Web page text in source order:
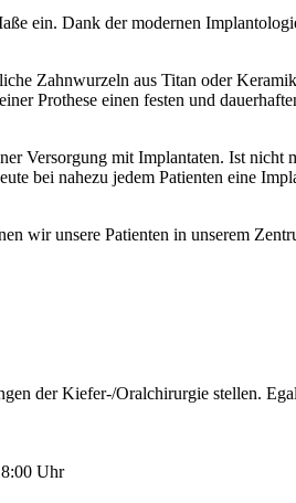
ein. Dank der modernen
Zahnwurzeln aus Titan oder
Prothese einen festen und
Versorgung mit Implantaten. Ist nicht
bei nahezu jedem Patienten eine
wir unsere Patienten in unserem
der Kiefer-/Oralchirurgie stellen.
Uhr